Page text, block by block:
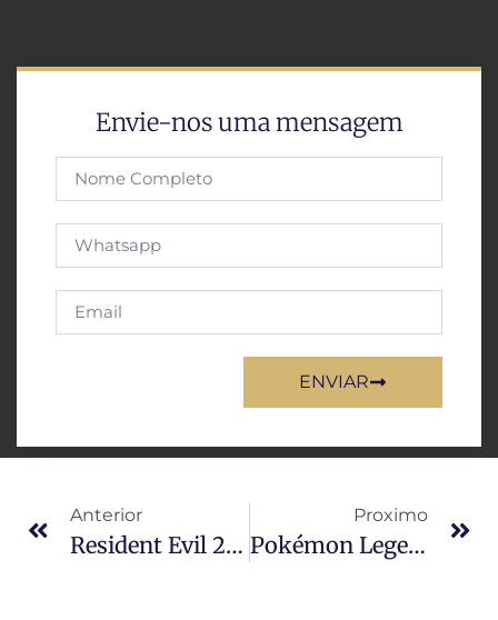
Envie-nos uma mensagem
ENVIAR
Anterior
Resident Evil 2 E 3 Clássicos Chegam Ao PlayStation Plus Em Agosto
Proximo
Pokémon Legends Z-A Revela Mega Victreebel Com Visual Assombrosamente Sombrio